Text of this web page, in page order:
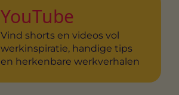
YouTube
Vind shorts en videos vol
werkinspiratie, handige tips
en herkenbare werkverhalen